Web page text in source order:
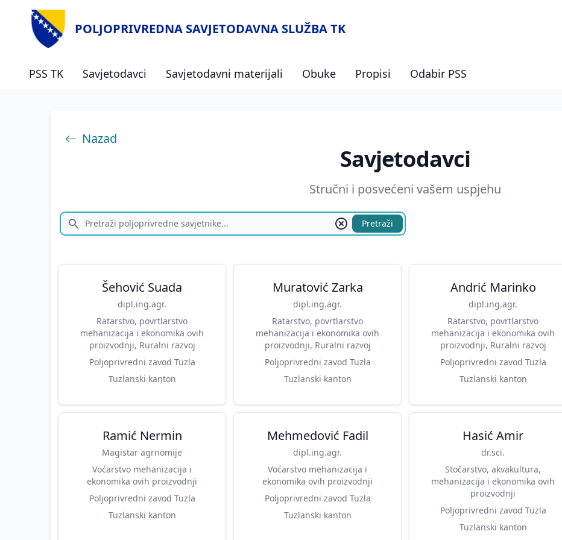
POLJOPRIVREDNA SAVJETODAVNA SLUŽBA TK
PSS TK Savjetodavci Savjetodavni materijali Obuke Propisi Odabir PSS
Nazad
Savjetodavci
Stručni i posvećeni vašem uspjehu
Pretraži
Šehović Suada
dipl.ing.agr.
Ratarstvo, povrtlarstvo
mehanizacija i ekonomika ovih
proizvodnji, Ruralni razvoj
Poljoprivredni zavod Tuzla
Tuzlanski kanton
Muratović Zarka
dipl.ing.agr.
Ratarstvo, povrtlarstvo
mehanizacija i ekonomika ovih
proizvodnji, Ruralni razvoj
Poljoprivredni zavod Tuzla
Tuzlanski kanton
Andrić Marinko
dipl.ing.agr.
Ratarstvo, povrtlarstvo
mehanizacija i ekonomika ovih
proizvodnji, Ruralni razvoj
Poljoprivredni zavod Tuzla
Tuzlanski kanton
Ramić Nermin
Magistar agrnomije
Voćarstvo mehanizacija i
ekonomika ovih proizvodnji
Poljoprivredni zavod Tuzla
Tuzlanski kanton
Mehmedović Fadil
dipl.ing.agr.
Voćarstvo mehanizacija i
ekonomika ovih proizvodnji
Poljoprivredni zavod Tuzla
Tuzlanski kanton
Hasić Amir
dr.sci.
Stočarstvo, akvakultura,
mehanizacija i ekonomika ovih
proizvodnji
Poljoprivredni zavod Tuzla
Tuzlanski kanton